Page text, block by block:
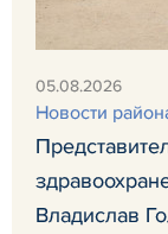
05.08.2026
Новости
Владислав